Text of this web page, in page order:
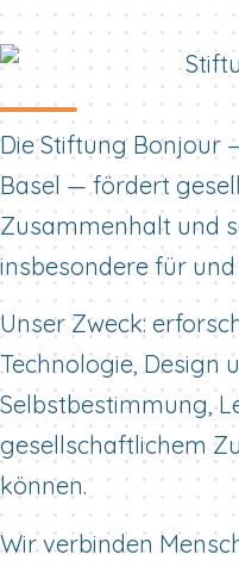
Die Stiftung Bonjour
Basel — fördert
Zusammenhalt und
insbesondere für
Unser Zweck:
Technologie, Design
Selbstbestimmung,
gesellschaftlichem
können.
Wir verbinden